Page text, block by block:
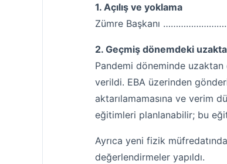
1. Açılış ve yoklama
Zümre Başkanı
2. Geçmiş dönemdeki
Pandemi döneminde
verildi. EBA üzerinden
aktarılamamasına ve verim
eğitimleri planlanabilir; bu
Ayrıca yeni fizik
değerlendirmeler yapıldı.